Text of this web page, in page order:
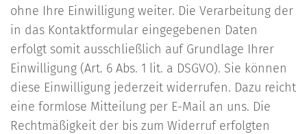
ohne Ihre Einwilligung weiter. Die Verarbeitung der
in das Kontaktformular eingegebenen Daten
erfolgt somit ausschließlich auf Grundlage Ihrer
Einwilligung (Art. 6 Abs. 1 lit. a DSGVO). Sie können
diese Einwilligung jederzeit widerrufen. Dazu reicht
eine formlose Mitteilung per E-Mail an uns. Die
Rechtmäßigkeit der bis zum Widerruf erfolgten